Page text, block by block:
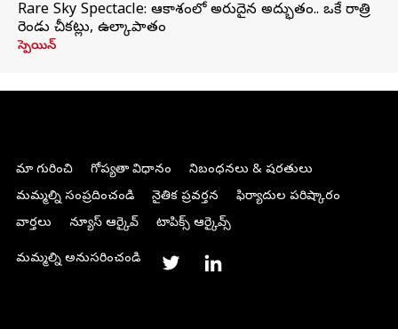
Rare Sky Spectacle: ఆకాశంలో అరుదైన అద్భుతం.. ఒకే రాత్రి
రెండు చీకట్లు, ఉల్కాపాతం
స్పెయిన్
మా గురించి గోప్యతా విధానం
నిబంధనలు & షరతులు
మమ్మల్ని సంప్రదించండి
నైతిక ప్రవర్తన
ఫిర్యాదుల పరిష్కారం
వార్తలు
న్యూస్ ఆర్కైవ్ టాపిక్స్ ఆర్కైవ్స్
మమ్మల్ని అనుసరించండి